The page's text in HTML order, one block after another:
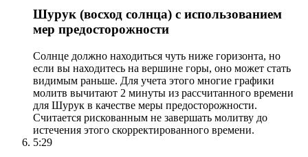
Шурук (восход солнца) с использованием
мер предосторожности
Солнце должно находиться чуть ниже горизонта, но
если вы находитесь на вершине горы, оно может стать
видимым раньше. Для учета этого многие графики
молитв вычитают 2 минуты из рассчитанного времени
для Шурук в качестве меры предосторожности.
Считается рискованным не завершать молитву до
истечения этого скорректированного времени.
5:29